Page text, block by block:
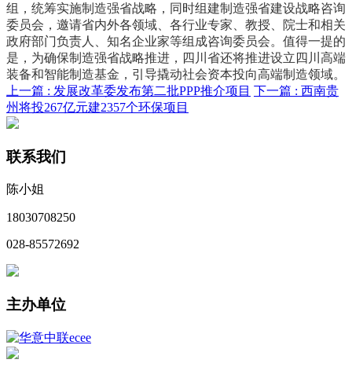
组，统筹实施制造强省战略，同时组建制造强省建设战略咨询
委员会，邀请省内外各领域、各行业专家、教授、院士和相关
政府部门负责人、知名企业家等组成咨询委员会。值得一提的
是，为确保制造强省战略推进，四川省还将推进设立四川高端
装备和智能制造基金，引导撬动社会资本投向高端制造领域。
上一篇 : 发展改革委发布第二批PPP推介项目 下一篇 : 西南贵
州将投267亿元建2357个环保项目
联系我们
陈小姐
18030708250
028-85572692
主办单位